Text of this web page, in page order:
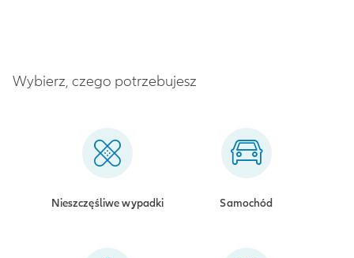
Wybierz, czego potrzebujesz
Nieszczęśliwe wypadki Samochód